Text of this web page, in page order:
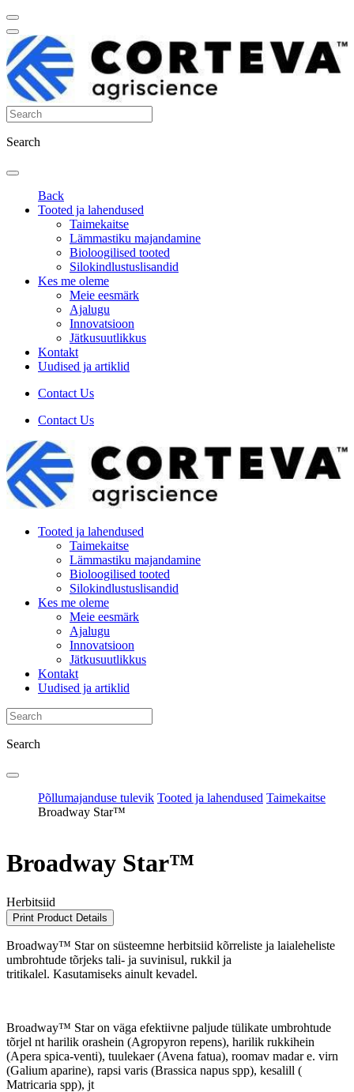
Search
Back
Tooted ja lahendused
Taimekaitse
Lämmastiku majandamine
Bioloogilised tooted
Silokindlustuslisandid
Kes me oleme
Meie eesmärk
Ajalugu
Innovatsioon
Jätkusuutlikkus
Kontakt
Uudised ja artiklid
Contact Us
Contact Us
Tooted ja lahendused
Taimekaitse
Lämmastiku majandamine
Bioloogilised tooted
Silokindlustuslisandid
Kes me oleme
Meie eesmärk
Ajalugu
Innovatsioon
Jätkusuutlikkus
Kontakt
Uudised ja artiklid
Search
Põllumajanduse tulevik Tooted ja lahendused Taimekaitse
Broadway Star™
Broadway Star™
Herbitsiid
Print Product Details
Broadway™ Star on süsteemne herbitsiid kõrreliste ja laialeheliste
umbrohtude tõrjeks tali- ja suvinisul, rukkil ja
tritikalel. Kasutamiseks ainult kevadel.
Broadway™ Star on väga efektiivne paljude tülikate umbrohtude
tõrjel nt harilik orashein (Agropyron repens), harilik rukkihein
(Apera spica-venti), tuulekaer (Avena fatua), roomav madar e. virn
(Galium aparine), rapsi varis (Brassica napus spp), kesalill (
Matricaria spp), jt